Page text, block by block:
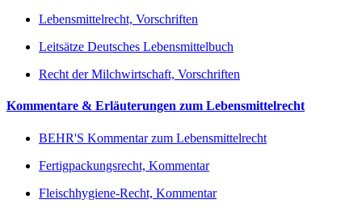
Lebensmittelrecht, Vorschriften
Leitsätze Deutsches Lebensmittelbuch
Recht der Milchwirtschaft, Vorschriften
Kommentare & Erläuterungen zum Lebensmittelrecht
BEHR'S Kommentar zum Lebensmittelrecht
Fertigpackungsrecht, Kommentar
Fleischhygiene-Recht, Kommentar